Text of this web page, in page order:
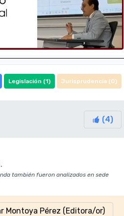
Legislación (1) Jurisprudencia (0)
(4)
también fueron analizados en sede
Montoya Pérez (Editora/or)